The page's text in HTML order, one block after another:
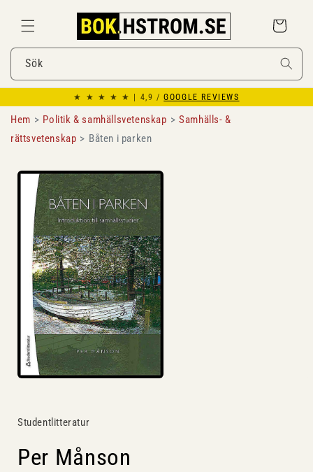
innehåll
Varukorg
Sök
★ ★ ★ ★ ★ | 4,9 /GOOGLE REVIEWS
Hem Politik & samhällsvetenskap
Samhälls- &
rättsvetenskap
Båten i parken
vidare till
Studentlitteratur
Per Månson